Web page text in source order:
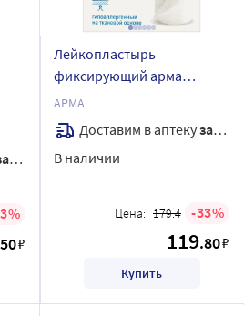
₽
Лейкопластырь
фиксирующий арма
белого цвета 5х500 см
АРМА
Доставим в аптекузавтра
В наличии
Цена: 179.4 33
119.80₽
Купить